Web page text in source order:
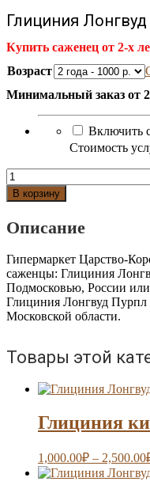
Глициния
Купить саженец от 2-х
Возраст
Минимальный заказ от
Включить
Стоимость
Количество
Глициния
Лонгвуд
В корзину
Описание
Гипермаркет Царство-
саженцы: Глициния
Подмосковью, России
Глициния Лонгвуд Пурпл
Московской области.
Товары этой
Глициния
1,000.00₽ – 2,500.00